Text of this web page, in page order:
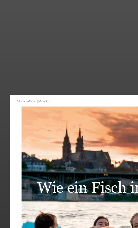
Schwimm-Kultur | Wickelﬁsch
Wie ein Fisch im Wasser.
Sagen Sie’s mit Dosen!